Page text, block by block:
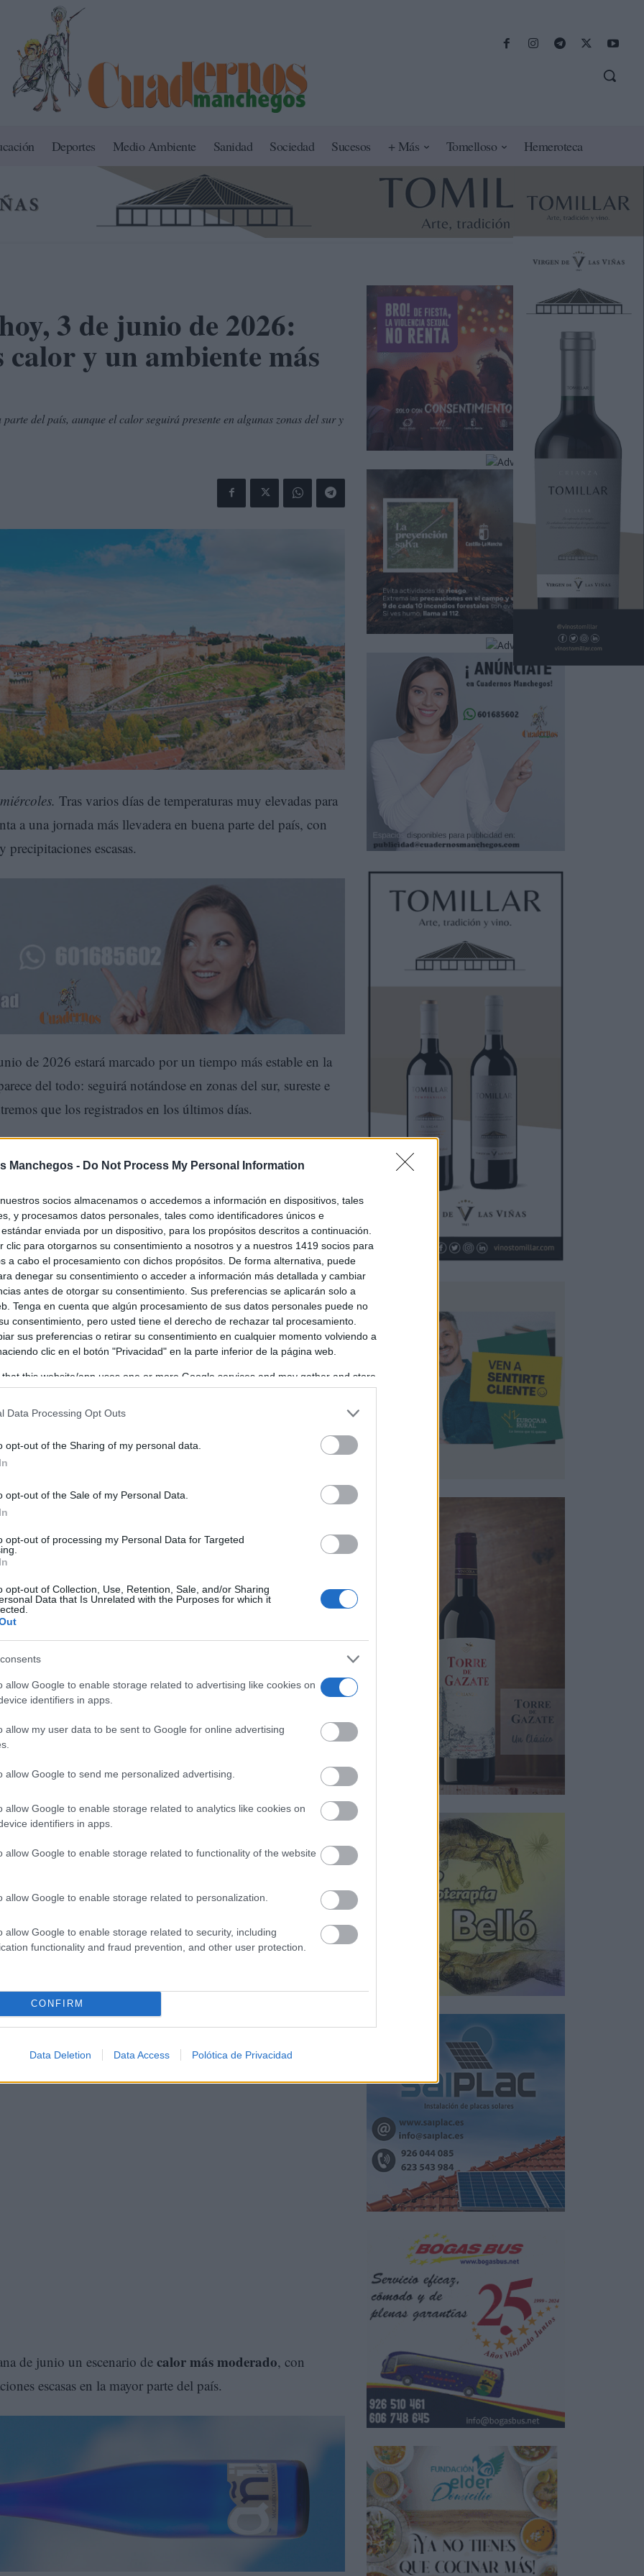
Manchegos - Do Not Process My Personal Information
socios almacenamos o accedemos a información en dispositivos, tales
y procesamos datos personales, tales como identificadores únicos e
enviada por un dispositivo, para los propósitos descritos a continuación.
clic para otorgarnos su consentimiento a nosotros y a nuestros 1419 socios para
a cabo el procesamiento con dichos propósitos. De forma alternativa, puede
denegar su consentimiento o acceder a información más detallada y cambiar
antes de otorgar su consentimiento. Sus preferencias se aplicarán solo a
Tenga en cuenta que algún procesamiento de sus datos personales puede no
consentimiento, pero usted tiene el derecho de rechazar tal procesamiento.
sus preferencias o retirar su consentimiento en cualquier momento volviendo a
clic en el botón "Privacidad" en la parte inferior de la página web.
that this website/app uses one or more Google services and may gather and store
but not limited to your visit or usage behaviour. You may click to grant or
consent section.
Data Processing Opt Outs
opt-out of the Sharing of my personal data.
opt-out of the Sale of my Personal Data.
opt-out of processing my Personal Data for Targeted
opt-out of Collection, Use, Retention, Sale, and/or Sharing
Data that Is Unrelated with the Purposes for which it
allow Google to enable storage related to advertising like cookies on
identifiers in apps.
allow my user data to be sent to Google for online advertising
allow Google to send me personalized advertising.
allow Google to enable storage related to analytics like cookies on
identifiers in apps.
allow Google to enable storage related to functionality of the website
allow Google to enable storage related to personalization.
allow Google to enable storage related to security, including
functionality and fraud prevention, and other user protection.
CONFIRM
Data Deletion Data Access Polótica de Privacidad
Deportes Medio Ambiente Sanidad Sociedad Sucesos + Más Tomelloso Hemeroteca
3 de junio de 2026:
y un ambiente más
del país, aunque el calor seguirá presente en algunas zonas del sur y
Tras varios días de temperaturas muy elevadas para
a una jornada más llevadera en buena parte del país, con
escasas.
de 2026 estará marcado por un tiempo más estable en la
del todo: seguirá notándose en zonas del sur, sureste e
que los registrados en los últimos días.
días de temperaturas anómalas
bajan en buena parte de la Península y Baleares
. Este
un final de mayo muy cálido, con registros que en algunas
verano.
de junio un escenario de calor más moderado, con
escasas en la mayor parte del país.